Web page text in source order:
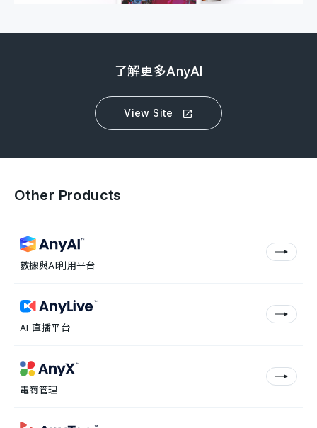
了解更多AnyAI
View Site
Other Products
數據與AI利用平台
AI 直播平台
電商管理